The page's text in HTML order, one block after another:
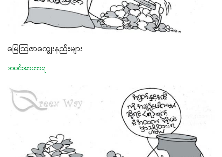
မြေသြဇာကျွေးနည်းများ
အပင်အာဟာရ